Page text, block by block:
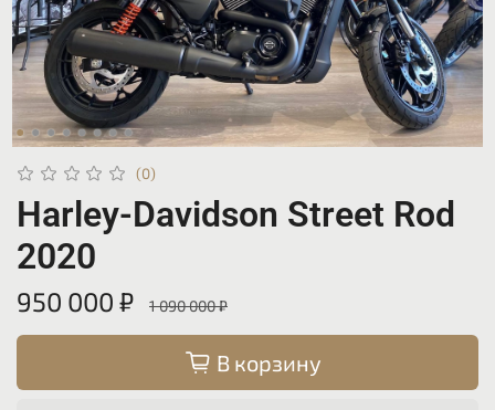
(0)
Harley-Davidson Street Rod
2020
950 000 ₽ 1 090 000 ₽
В корзину